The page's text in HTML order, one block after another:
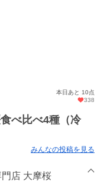
本日あと 10点
338
べ比べ4種（冷
みんなの投稿を見る
店 大摩桜